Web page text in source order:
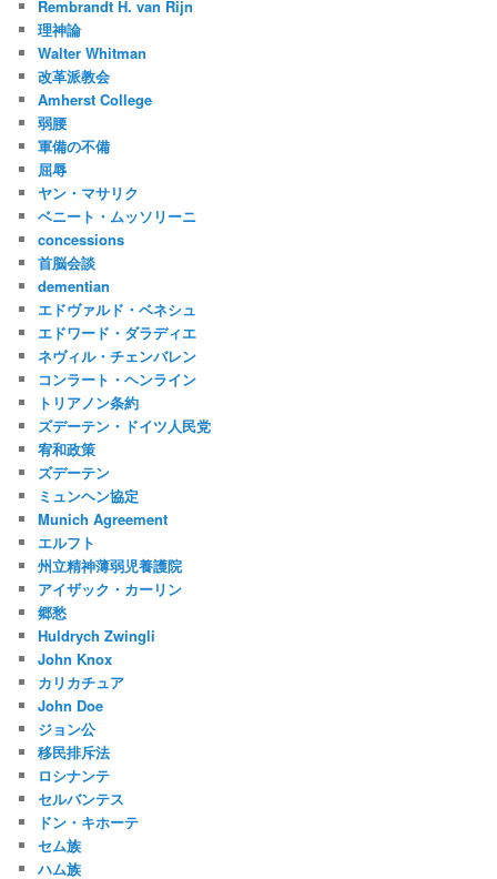
Rembrandt H. van Rijn
理神論
Walter Whitman
改革派教会
Amherst College
弱腰
軍備の不備
屈辱
ヤン・マサリク
ベニート・ムッソリーニ
concessions
首脳会談
dementian
エドヴァルド・ベネシュ
エドワード・ダラディエ
ネヴィル・チェンバレン
コンラート・ヘンライン
トリアノン条約
ズデーテン・ドイツ人民党
宥和政策
ズデーテン
ミュンヘン協定
Munich Agreement
エルフト
州立精神薄弱児養護院
アイザック・カーリン
郷愁
Huldrych Zwingli
John Knox
カリカチュア
John Doe
ジョン公
移民排斥法
ロシナンテ
セルバンテス
ドン・キホーテ
セム族
ハム族